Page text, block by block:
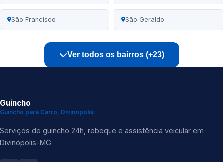
São Francisco São Geraldo
Ver todos os bairros (+23)
Guincho
Guincho para Carro, Divinópolis
Serviços de guincho 24h, reboque e assistência veicular em
Divinópolis-MG.